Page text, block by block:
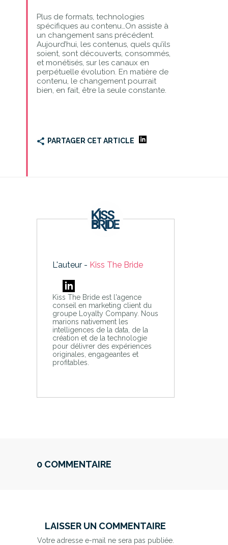
Plus de formats, technologies
spécifiques au contenu…On assiste à
un changement sans précédent.
Aujourd’hui, les contenus, quels qu’ils
soient, sont découverts, consommés,
et monétisés, sur les canaux en
perpétuelle évolution. En matière de
contenu, le changement pourrait
bien, en fait, être la seule constante.
PARTAGER CET ARTICLE
L'auteur - Kiss The Bride
Kiss The Bride est l'agence
conseil en marketing client du
groupe Loyalty Company. Nous
marions nativement les
intelligences de la data, de la
création et de la technologie
pour délivrer des expériences
originales, engageantes et
profitables.
0 COMMENTAIRE
LAISSER UN COMMENTAIRE
Votre adresse e-mail ne sera pas publiée.